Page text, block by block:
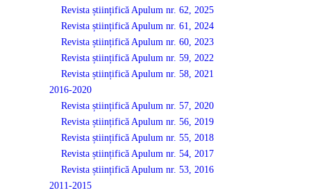
Revista științifică Apulum nr. 62, 2025
Revista științifică Apulum nr. 61, 2024
Revista științifică Apulum nr. 60, 2023
Revista științifică Apulum nr. 59, 2022
Revista științifică Apulum nr. 58, 2021
2016-2020
Revista științifică Apulum nr. 57, 2020
Revista științifică Apulum nr. 56, 2019
Revista științifică Apulum nr. 55, 2018
Revista științifică Apulum nr. 54, 2017
Revista științifică Apulum nr. 53, 2016
2011-2015